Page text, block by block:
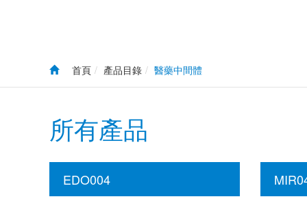
首頁 產品目錄 醫藥中間體
所有產品
EDO004